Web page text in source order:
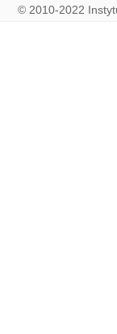
© 2010-2022